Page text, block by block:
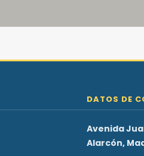
DATOS DE
Avenida
Alarcón,